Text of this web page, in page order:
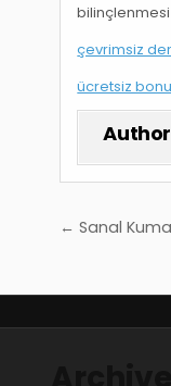
çevrimsiz
ücretsiz
Yazı
← Sanal